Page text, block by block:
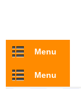
Overslaan en naar
Menu
Menu